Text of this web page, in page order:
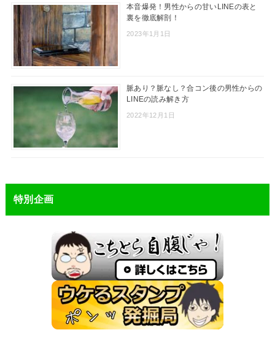
本音爆発！男性からの甘いLINEの表と
裏を徹底解剖！
2023年1月1日
脈あり？脈なし？合コン後の男性からの
LINEの読み解き方
2022年12月1日
特別企画